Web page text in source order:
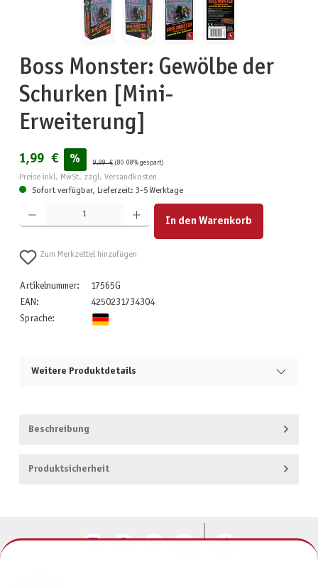
Boss Monster: Gewölbe der
Schurken [Mini-
Erweiterung]
1,99 € % 9,99 € (80.08% gespart)
Preise inkl. MwSt. zzgl. Versandkosten
Sofort verfügbar, Lieferzeit: 3-5 Werktage
Produkt Anzahl: Gib den gewünschten Wert ein oder benutze die Schaltflächen um die Anzahl zu
In den Warenkorb
Zum Merkzettel hinzufügen
Artikelnummer:
17565G
EAN:
4250231734304
Sprache:
Weitere Produktdetails
Beschreibung
Produktsicherheit